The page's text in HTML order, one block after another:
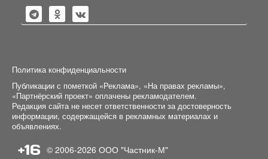
Политика конфиденциальности
Публикации с пометкой «Реклама», «На правах рекламы»,
«Партнёрский проект» оплачены рекламодателем.
Редакция сайта не несет ответственности за достоверность
информации, содержащейся в рекламных материалах и
объявлениях.
+16 © 2006-2026 ООО "Частник-М"